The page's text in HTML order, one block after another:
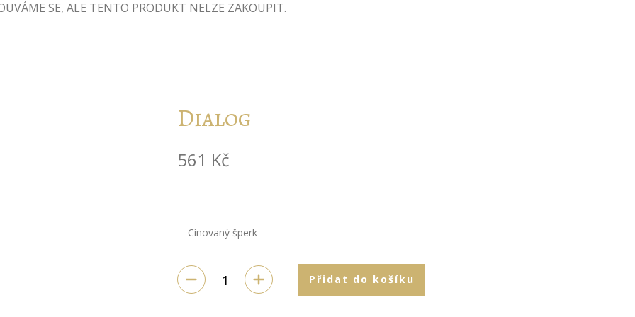
SE, ALE TENTO PRODUKT NELZE ZAKOUPIT.
Dialog
561 Kč
Cínovaný šperk
Přidat do košíku